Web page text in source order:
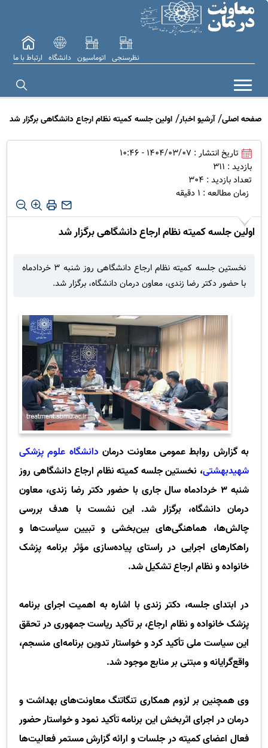
نظرسنجی اتوماسیون دانشگاه ارتباط با ما
صفحه اصلی آرشیو اخبار اولین جلسه کمیته نظام ارجاع دانشگاهی برگزار شد
تاریخ انتشار : 1404/03/07 - 10:46
بازدید : 311
تعداد بازدید : 304
زمان مطالعه : 1 دقیقه
اولین جلسه کمیته نظام ارجاع دانشگاهی برگزار شد
نخستین جلسه کمیته نظام ارجاع دانشگاهی روز شنبه ۳ خردادماه
با حضور دکتر رضا زندی، معاون درمان دانشگاه، برگزار شد.
به گزارش روابط عمومی معاونت درمان دانشگاه علوم پزشکی
شهیدبهشتی، نخستین جلسه کمیته نظام ارجاع دانشگاهی روز
شنبه ۳ خردادماه سال جاری با حضور دکتر رضا زندی، معاون
درمان دانشگاه، برگزار شد. این نشست با هدف بررسی
چالش‌ها، هماهنگی‌های بین‌بخشی و تبیین سیاست‌ها و
راهکارهای اجرایی در راستای پیاده‌سازی مؤثر برنامه پزشک
خانواده و نظام ارجاع تشکیل شد.
در ابتدای جلسه، دکتر زندی با اشاره به اهمیت اجرای برنامه
پزشک خانواده و نظام ارجاع، بر تأکید ریاست جمهوری در تحقق
این سیاست ملی تأکید کرد و خواستار تدوین برنامه‌ای منسجم،
واقع‌گرایانه و مبتنی بر منابع موجود شد.
وی همچنین بر لزوم همکاری تنگاتنگ معاونت‌های بهداشت و
درمان در اجرای اثربخش این برنامه تأکید نمود و خواستار حضور
فعال اعضای کمیته در جلسات و ارائه گزارش مستمر فعالیت‌ها